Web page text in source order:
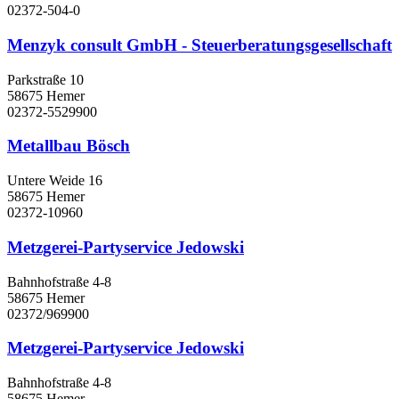
02372-504-0
Menzyk consult GmbH - Steuerberatungsgesellschaft
Parkstraße 10
58675 Hemer
02372-5529900
Metallbau Bösch
Untere Weide 16
58675 Hemer
02372-10960
Metzgerei-Partyservice Jedowski
Bahnhofstraße 4-8
58675 Hemer
02372/969900
Metzgerei-Partyservice Jedowski
Bahnhofstraße 4-8